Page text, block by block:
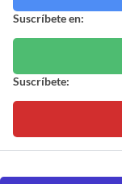
Suscríbete en:
Suscríbete: